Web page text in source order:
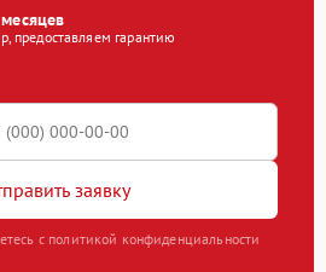
предоставляем гарантию
заявку
с политикой конфиденциальности